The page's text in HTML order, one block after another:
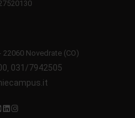
Novedrate (CO)
, 031/7942505